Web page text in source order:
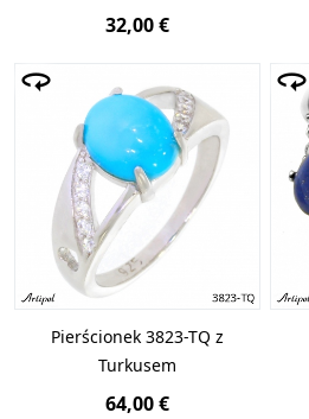
32,00 €
Pierścionek 3823-TQ z
Turkusem
64,00 €